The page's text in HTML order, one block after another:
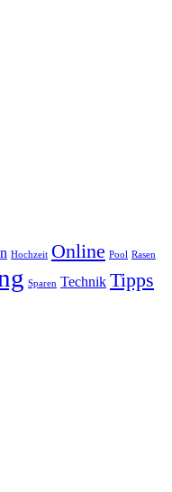
Hochzeit Online Pool Rasen
Sparen Technik Tipps